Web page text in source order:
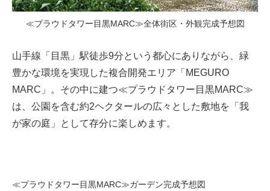
≪プラウドタワー目黒MARC≫全体街区・外観完成予想図
山手線「目黒」駅徒歩9分という都心にありながら、緑
豊かな環境を実現した複合開発エリア「MEGURO
MARC」。その中に建つ≪プラウドタワー目黒MARC≫
は、公園を含む約2ヘクタールの広々とした敷地を「我
が家の庭」として存分に楽しめます。
≪プラウドタワー目黒MARC≫ガーデン完成予想図